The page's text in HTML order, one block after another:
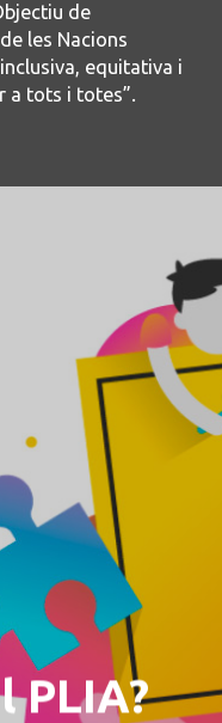
de
les Nacions
equitativa i
a tots i totes”.
PLIA?